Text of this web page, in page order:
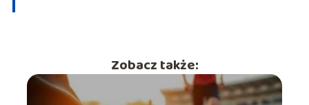
Zobacz także: